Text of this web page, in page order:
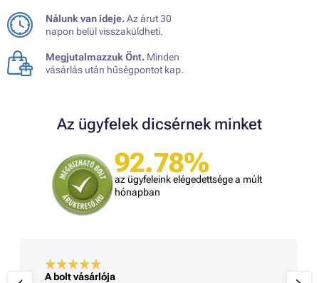
Nálunk van ideje.Az árut 30
napon belül visszaküldheti.
Megjutalmazzuk Önt. Minden
vásárlás után hűségpontot kap.
Az ügyfelek dicsérnek minket
92.78%
az ügyfeleink elégedettsége a múlt
hónapban
A bolt vásárlója